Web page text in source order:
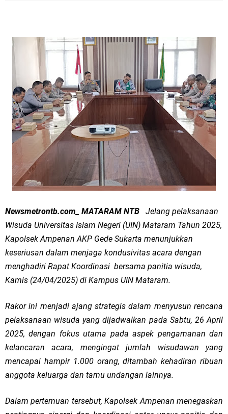
Newsmetrontb.com_ MATARAM NTB Jelang pelaksanaan
Wisuda Universitas Islam Negeri (UIN) Mataram Tahun 2025,
Kapolsek Ampenan AKP Gede Sukarta menunjukkan
keseriusan dalam menjaga kondusivitas acara dengan
menghadiri Rapat Koordinasi bersama panitia wisuda,
Kamis (24/04/2025) di Kampus UIN Mataram.
Rakor ini menjadi ajang strategis dalam menyusun rencana
pelaksanaan wisuda yang dijadwalkan pada Sabtu, 26 April
2025, dengan fokus utama pada aspek pengamanan dan
kelancaran acara, mengingat jumlah wisudawan yang
mencapai hampir 1.000 orang, ditambah kehadiran ribuan
anggota keluarga dan tamu undangan lainnya.
Dalam pertemuan tersebut, Kapolsek Ampenan menegaskan